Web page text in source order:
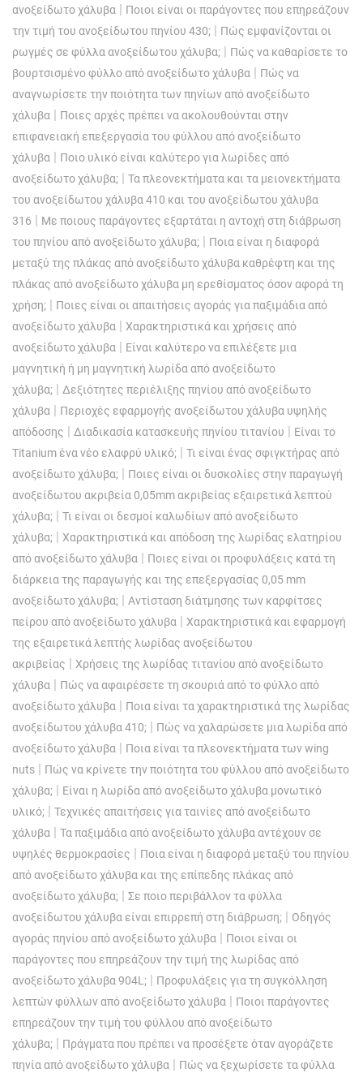
ανοξείδωτο χάλυβα | Ποιοι είναι οι παράγοντες που επηρεάζουν
την τιμή του ανοξείδωτου πηνίου 430; | Πώς εμφανίζονται οι
ρωγμές σε φύλλα ανοξείδωτου χάλυβα; | Πώς να καθαρίσετε το
βουρτσισμένο φύλλο από ανοξείδωτο χάλυβα | Πώς να
αναγνωρίσετε την ποιότητα των πηνίων από ανοξείδωτο
χάλυβα | Ποιες αρχές πρέπει να ακολουθούνται στην
επιφανειακή επεξεργασία του φύλλου από ανοξείδωτο
χάλυβα | Ποιο υλικό είναι καλύτερο για λωρίδες από
ανοξείδωτο χάλυβα; | Τα πλεονεκτήματα και τα μειονεκτήματα
του ανοξείδωτου χάλυβα 410 και του ανοξείδωτου χάλυβα
316 | Με ποιους παράγοντες εξαρτάται η αντοχή στη διάβρωση
του πηνίου από ανοξείδωτο χάλυβα; | Ποια είναι η διαφορά
μεταξύ της πλάκας από ανοξείδωτο χάλυβα καθρέφτη και της
πλάκας από ανοξείδωτο χάλυβα μη ερεθίσματος όσον αφορά τη
χρήση; | Ποιες είναι οι απαιτήσεις αγοράς για παξιμάδια από
ανοξείδωτο χάλυβα | Χαρακτηριστικά και χρήσεις από
ανοξείδωτο χάλυβα | Είναι καλύτερο να επιλέξετε μια
μαγνητική ή μη μαγνητική λωρίδα από ανοξείδωτο
χάλυβα; | Δεξιότητες περιέλιξης πηνίου από ανοξείδωτο
χάλυβα | Περιοχές εφαρμογής ανοξείδωτου χάλυβα υψηλής
απόδοσης | Διαδικασία κατασκευής πηνίου τιτανίου | Είναι το
Titanium ένα νέο ελαφρύ υλικό; | Τι είναι ένας σφιγκτήρας από
ανοξείδωτο χάλυβα; | Ποιες είναι οι δυσκολίες στην παραγωγή
ανοξείδωτου ακριβεία 0,05mm ακριβείας εξαιρετικά λεπτού
χάλυβα; | Τι είναι οι δεσμοί καλωδίων από ανοξείδωτο
χάλυβα; | Χαρακτηριστικά και απόδοση της λωρίδας ελατηρίου
από ανοξείδωτο χάλυβα | Ποιες είναι οι προφυλάξεις κατά τη
διάρκεια της παραγωγής και της επεξεργασίας 0,05 mm
ανοξείδωτο χάλυβα; | Αντίσταση διάτμησης των καρφίτσες
πείρου από ανοξείδωτο χάλυβα | Χαρακτηριστικά και εφαρμογή
της εξαιρετικά λεπτής λωρίδας ανοξείδωτου
ακριβείας | Χρήσεις της λωρίδας τιτανίου από ανοξείδωτο
χάλυβα | Πώς να αφαιρέσετε τη σκουριά από το φύλλο από
ανοξείδωτο χάλυβα | Ποια είναι τα χαρακτηριστικά της λωρίδας
ανοξείδωτου χάλυβα 410; | Πώς να χαλαρώσετε μια λωρίδα από
ανοξείδωτο χάλυβα | Ποια είναι τα πλεονεκτήματα των wing
nuts | Πώς να κρίνετε την ποιότητα του φύλλου από ανοξείδωτο
χάλυβα; | Είναι η λωρίδα από ανοξείδωτο χάλυβα μονωτικό
υλικό; | Τεχνικές απαιτήσεις για ταινίες από ανοξείδωτο
χάλυβα | Τα παξιμάδια από ανοξείδωτο χάλυβα αντέχουν σε
υψηλές θερμοκρασίες | Ποια είναι η διαφορά μεταξύ του πηνίου
από ανοξείδωτο χάλυβα και της επίπεδης πλάκας από
ανοξείδωτο χάλυβα; | Σε ποιο περιβάλλον τα φύλλα
ανοξείδωτου χάλυβα είναι επιρρεπή στη διάβρωση; | Οδηγός
αγοράς πηνίου από ανοξείδωτο χάλυβα | Ποιοι είναι οι
παράγοντες που επηρεάζουν την τιμή της λωρίδας από
ανοξείδωτο χάλυβα 904L; | Προφυλάξεις για τη συγκόλληση
λεπτών φύλλων από ανοξείδωτο χάλυβα | Ποιοι παράγοντες
επηρεάζουν την τιμή του φύλλου από ανοξείδωτο
χάλυβα; | Πράγματα που πρέπει να προσέξετε όταν αγοράζετε
πηνία από ανοξείδωτο χάλυβα | Πώς να ξεχωρίσετε τα φύλλα